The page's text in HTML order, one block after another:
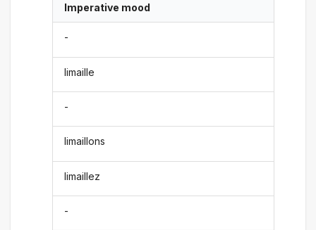
Imperative mood
-
limaille
-
limaillons
limaillez
-